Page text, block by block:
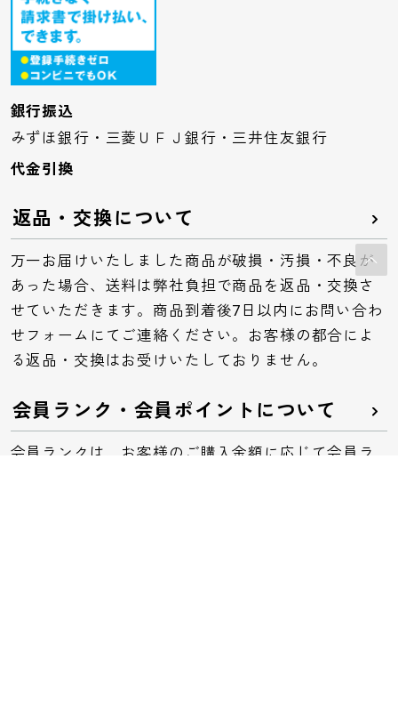
銀行振込
みずほ銀行・三菱ＵＦＪ銀行・三井住友銀行
代金引換
返品・交換について
万一お届けいたしました商品が破損・汚損・不良が
あった場合、送料は弊社負担で商品を返品・交換さ
せていただきます。商品到着後7日以内にお問い合わ
せフォームにてご連絡ください。お客様の都合によ
る返品・交換はお受けいたしておりません。
会員ランク・会員ポイントについて
会員ランクは、お客様のご購入金額に応じて会員ラ